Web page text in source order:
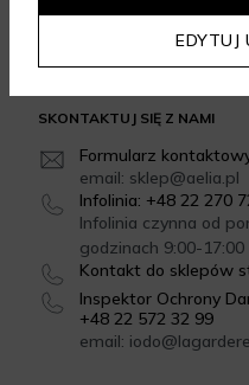
SKONTAKTUJ SIĘ Z NAMI
Formularz
email: sklep@aelia.pl
Infolinia: +48 22 270
Infolinia czynna od
godzinach 9:00-17:00
Kontakt do sklepów
Inspektor Ochrony
+48 22 572 32 99
email:
4.95/5.00
Dowiedz się więcej
EDYTUJ